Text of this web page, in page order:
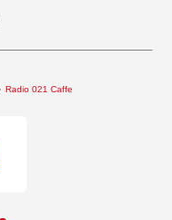
Radio 021 Caffe